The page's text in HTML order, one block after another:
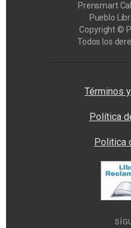
Prensmart
Pueblo
Copyright ©
Todos los
Términos
Política
Politica